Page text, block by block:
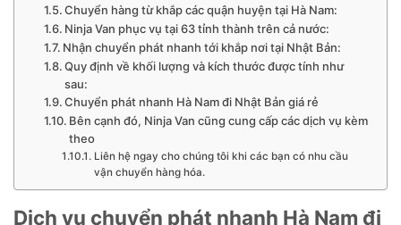
Chuyển hàng từ khắp các quận huyện tại Hà Nam:
Ninja Van phục vụ tại 63 tỉnh thành trên cả nước:
Nhận chuyển phát nhanh tới khắp nơi tại Nhật Bản:
Quy định về khối lượng và kích thước được tính như
sau:
Chuyển phát nhanh Hà Nam đi Nhật Bản giá rẻ
Bên cạnh đó, Ninja Van cũng cung cấp các dịch vụ kèm
theo
Liên hệ ngay cho chúng tôi khi các bạn có nhu cầu
vận chuyển hàng hóa.
Dịch vụ chuyển phát nhanh Hà Nam đi